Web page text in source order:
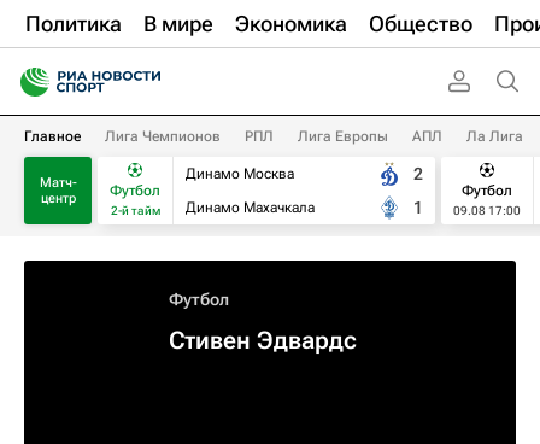
Политика В мире Экономика Общество
Главное Лига Чемпионов РПЛ Лига Европы АПЛ Ла Лига
Матч-
центр
Футбол
2-й тайм
Динамо Москва
Динамо Махачкала
2
1
Футбол
09.08 17:00
Футбол
Стивен Эдвардс